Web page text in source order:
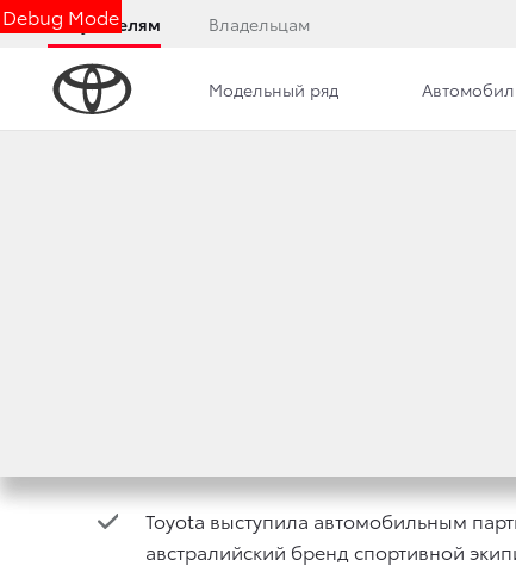
Debug Mode
Покупателям Владельцам
Модельный ряд
TOYOTA
Toyota выступила автомобильным
австралийский бренд спортивной